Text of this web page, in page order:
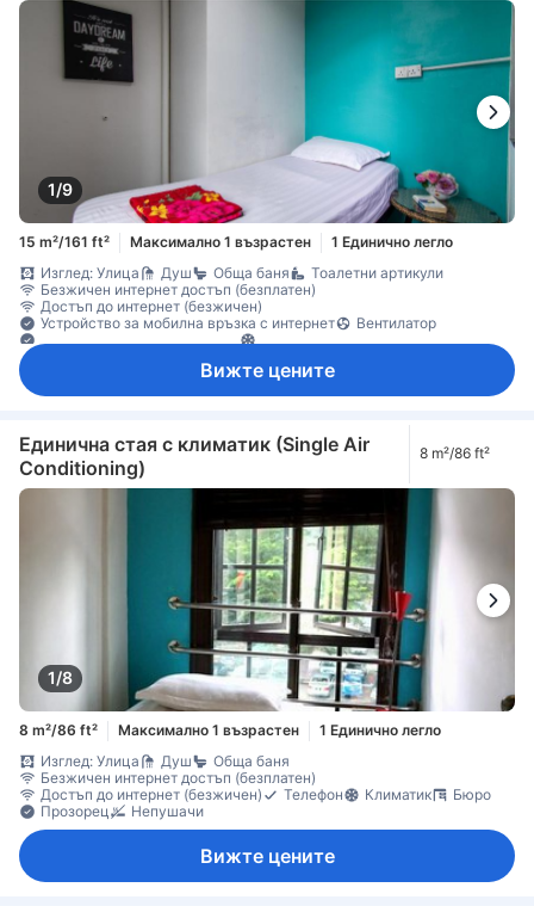
1/9
15 m²/161 ft² Максимално 1 възрастен
1 Единично легло
Изглед: Улица
Душ Обща баня
Тоалетни артикули
Безжичен интернет достъп (безплатен)
Достъп до интернет (безжичен)
Устройство за мобилна връзка с интернет
Вентилатор
Вижте цените
Единична стая с климатик (Single Air
Conditioning)
8 m²/86 ft²
1/8
8 m²/86 ft² Максимално 1 възрастен
1 Единично легло
Изглед: Улица
Душ
Обща баня
Безжичен интернет достъп (безплатен)
Достъп до интернет (безжичен)
Телефон Климатик
Бюро
Прозорец
Непушачи
Вижте цените